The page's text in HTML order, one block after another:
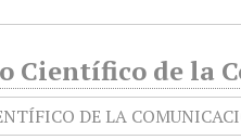
Científico de la